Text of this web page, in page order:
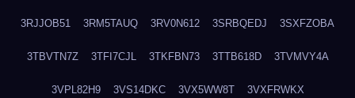
3RJJOB51 3RM5TAUQ 3RV0N612 3SRBQEDJ 3SXFZOBA
3TBVTN7Z 3TFI7CJL 3TKFBN73 3TTB618D 3TVMVY4A
3VPL82H9 3VS14DKC 3VX5WW8T 3VXFRWKX